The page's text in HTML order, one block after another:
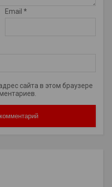
Email *
сайта в этом браузере